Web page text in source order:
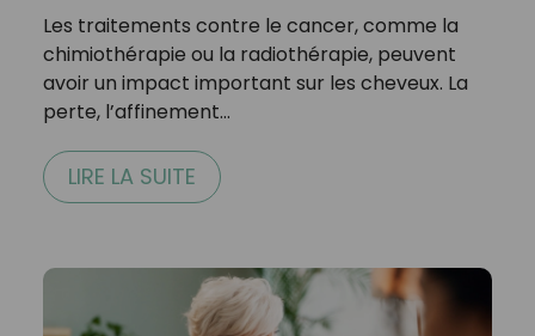
Les traitements contre le cancer, comme la
chimiothérapie ou la radiothérapie, peuvent
avoir un impact important sur les cheveux. La
perte, l’affinement…
LIRE LA SUITE